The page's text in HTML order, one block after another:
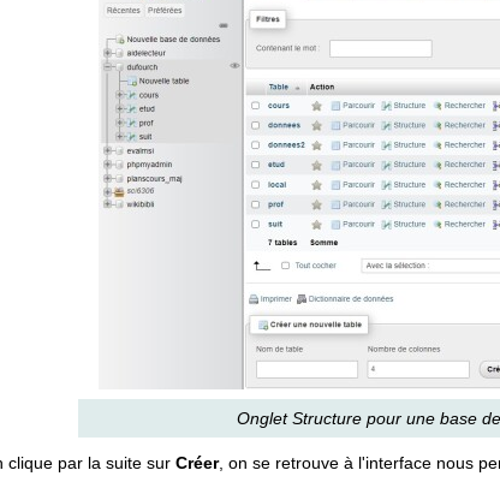
Onglet Structure pour une base
clique par la suite sur Créer, on se retrouve à l'interface nous